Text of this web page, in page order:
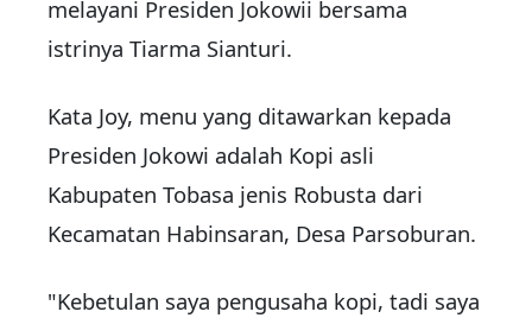
melayani Presiden Jokowii bersama
istrinya Tiarma Sianturi.
Kata Joy, menu yang ditawarkan kepada
Presiden Jokowi adalah Kopi asli
Kabupaten Tobasa jenis Robusta dari
Kecamatan Habinsaran, Desa Parsoburan.
"Kebetulan saya pengusaha kopi, tadi saya